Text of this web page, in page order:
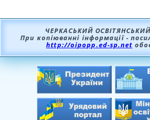
ЧЕРКАСЬКИЙ
При копіюванні інформації -
http://oipopp.ed-sp.net